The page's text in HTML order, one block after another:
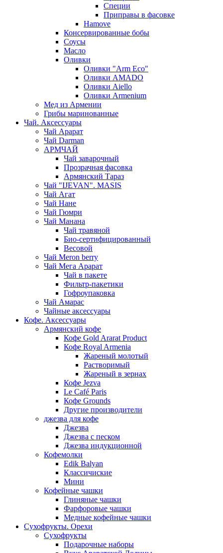
Специи
Приправы в фасовке
Hamove
Консервированные бобы
Соусы
Масло
Оливки
Оливки "Arm Eco"
Оливки AMADO
Оливки Aiello
Оливки Armenium
Мед из Армении
Грибы маринованные
Чай. Аксессуары
Чай Арарат
Чай Darman
АРМЧАЙ
Чай заварочный
Прозрачная фасовка
Армянский Тараз
Чай "IJEVAN". MASIS
Чай Агат
Чай Нане
Чай Гюмри
Чай Манана
Чай травяной
Био-сертифицированный
Весовой
Чай Meron berry
Чай Мега Арарат
Чай в пакете
Фильтр-пакетики
Гофроупаковка
Чай Амарас
Чайные аксессуары
Кофе. Аксессуары
Армянский кофе
Кофе Gold Ararat Product
Кофе Royal Armenia
Жареный молотый
Растворимый
Жареный в зернах
Кофе Jezva
Le Café Paris
Кофе Grounds
Другие производители
джезва для кофе
Джезва
Джезва с песком
Джезва индукционной
Кофемолки
Edik Balyan
Классичиские
Мини
Кофейные чашки
Глиняные чашки
Фарфоровые чашки
Медные кофейные чашки
Сухофрукты. Орехи
Сухофрукты
Подарочные наборы